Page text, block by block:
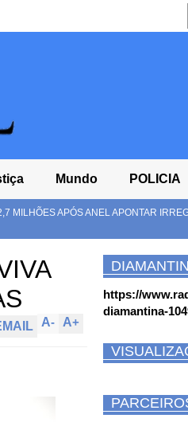
Mundo POLICIA
CONTRA
A+
A-
https://
diamantina-